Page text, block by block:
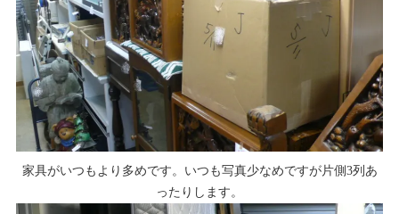
家具がいつもより多めです。いつも写真少なめですが片側3列あ
ったりします。